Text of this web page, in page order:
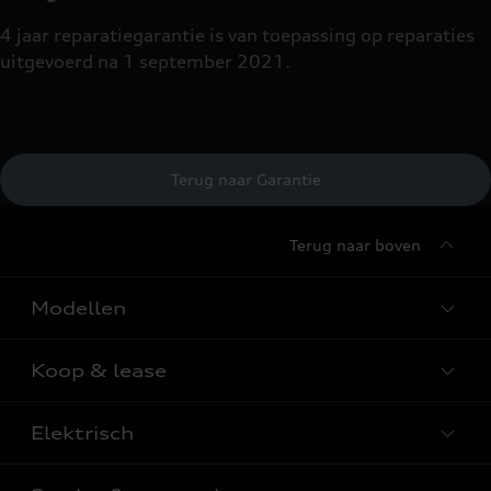
4 jaar reparatiegarantie is van toepassing op reparaties
uitgevoerd na 1 september 2021.
Terug naar Garantie
Terug naar boven
Modellen
Alle Modellen
Audi SUV Modellen
Koop & lease
Audi Occasions
Nieuwe Audi direct leverbaar
Elektrisch